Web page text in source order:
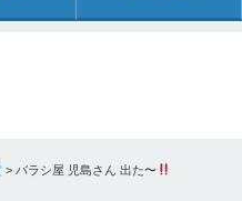
> バラシ屋 児島さん 出た〜